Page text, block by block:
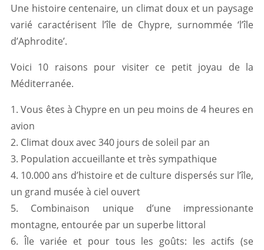
Une histoire centenaire, un climat doux et un paysage
varié caractérisent l’île de Chypre, surnommée ‘l’île
d’Aphrodite’.
Voici 10 raisons pour visiter ce petit joyau de la
Méditerranée.
1. Vous êtes à Chypre en un peu moins de 4 heures en
avion
2. Climat doux avec 340 jours de soleil par an
3. Population accueillante et très sympathique
4. 10.000 ans d’histoire et de culture dispersés sur l’île,
un grand musée à ciel ouvert
5. Combinaison unique d’une impressionante
montagne, entourée par un superbe littoral
6. Île variée et pour tous les goûts: les actifs (se